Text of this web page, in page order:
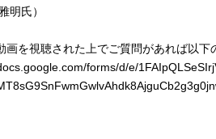
明氏）
画を視聴された上でご質問があれば以下
forms/d/e/